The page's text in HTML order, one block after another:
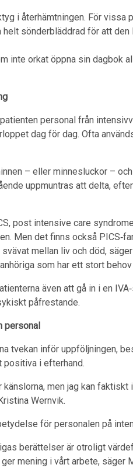
i återhämtningen. För vissa
helt sönderbläddrad för att
inte orkat öppna sin dagbok
personal från
dag för dag. Ofta
– eller minnesluckor –
uppmuntras att delta,
post intensive care
Men det finns också
mellan liv och död,
som har ett stort behov
även att gå in i en
påfrestande.
personal
tvekan inför uppföljningen,
positiva i efterhand.
men jag kan
Wernvik.
för personalen på
berättelser är otroligt
mening i vårt arbete, säger